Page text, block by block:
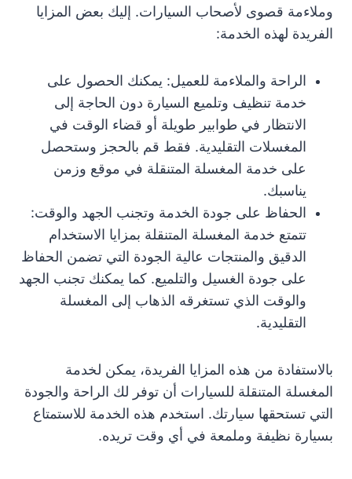
وملاءمة قصوى لأصحاب السيارات. إليك بعض المزايا
الفريدة لهذه الخدمة:
الراحة والملاءمة للعميل: يمكنك الحصول على
خدمة تنظيف وتلميع السيارة دون الحاجة إلى
الانتظار في طوابير طويلة أو قضاء الوقت في
المغسلات التقليدية. فقط قم بالحجز وستحصل
على خدمة المغسلة المتنقلة في موقع وزمن
يناسبك.
الحفاظ على جودة الخدمة وتجنب الجهد والوقت:
تتمتع خدمة المغسلة المتنقلة بمزايا الاستخدام
الدقيق والمنتجات عالية الجودة التي تضمن الحفاظ
على جودة الغسيل والتلميع. كما يمكنك تجنب الجهد
والوقت الذي تستغرقه الذهاب إلى المغسلة
التقليدية.
بالاستفادة من هذه المزايا الفريدة، يمكن لخدمة
المغسلة المتنقلة للسيارات أن توفر لك الراحة والجودة
التي تستحقها سيارتك. استخدم هذه الخدمة للاستمتاع
بسيارة نظيفة وملمعة في أي وقت تريده.